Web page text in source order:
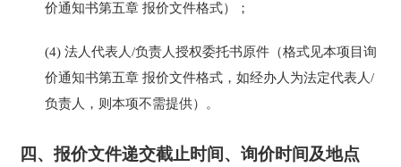
价通知书第五章 报价文件格式）；
(4)法人代表人/负责人授权委托书原件（格式见本项目询
价通知书第五章 报价文件格式，如经办人为法定代表人/
负责人，则本项不需提供） 。
四、报价文件递交截止时间、询价时间及地点